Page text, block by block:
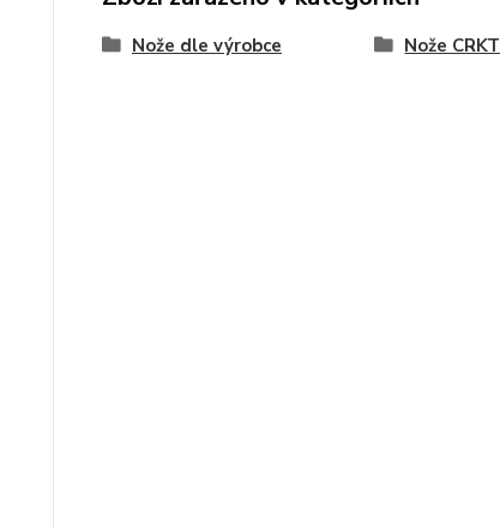
Nože dle výrobce Nože CRKT